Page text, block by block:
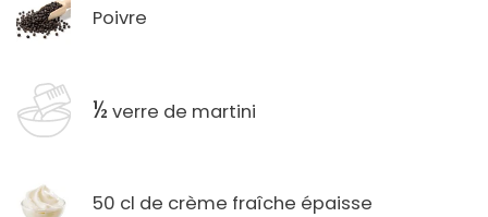
Poivre
½ verre de martini
50 cl de crème fraîche épaisse